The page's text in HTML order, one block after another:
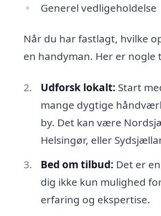
Generel vedligeholdelse
Når du har fastlagt, hvilke
en handyman. Her er
Udforsk lokalt: Start
mange dygtige
by. Det kan være
Helsingør, eller
Bed om tilbud: Det er
dig ikke kun mulighed
erfaring og ekspertise.